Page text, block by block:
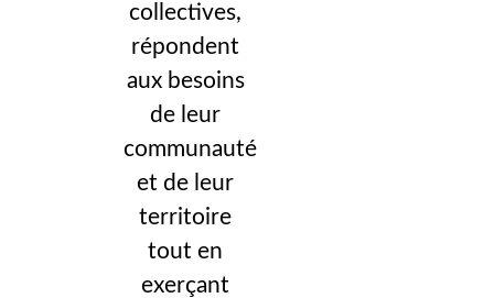
collectives,
répondent
aux besoins
de leur
communauté
et de leur
territoire
tout en
exerçant